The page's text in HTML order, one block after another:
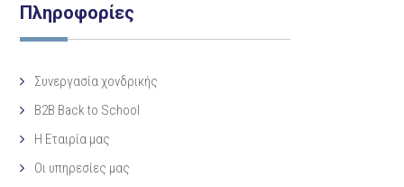
Πληροφορίες
Συνεργασία χονδρικής
B2B Back to School
Η Eταιρία μας
Οι υπηρεσίες μας